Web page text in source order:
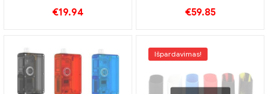
prekyba 丨Customed
€19.94
elektroninių cigarečių
€59.85
Išpardavimas!